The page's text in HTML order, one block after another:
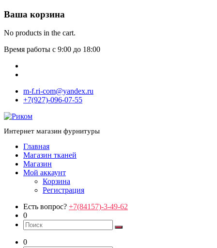
Ваша корзина
No products in the cart.
Время работы с 9:00 до 18:00
m-f.ri-com@yandex.ru
+7(927)-096-07-55
Интернет магазин фурнитуры
Главная
Магазин тканей
Магазин
Мой аккаунт
Корзина
Регистрация
Есть вопрос? +7(84157)-3-49-62
0
0